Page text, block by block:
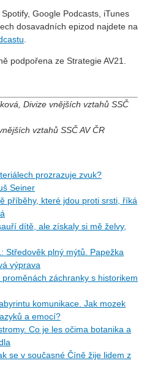
Google Podcasts, iTunes
dosavadních epizod najdete na
.
podpořena ze Strategie AV21.
Divize vnějších vztahů SSČ
vztahů SSČ AV ČR
prozrazuje zvuk?
Seiner
příběhy, které jdou proti srsti, říká
dítě, ale získaly si mě želvy,
Středověk plný mýtů. Papežka
výprava
proměnách záchranky s historikem
komunikace. Jak mozek
a emocí?
Co je les očima botanika a
se v současné Číně žije lidem z